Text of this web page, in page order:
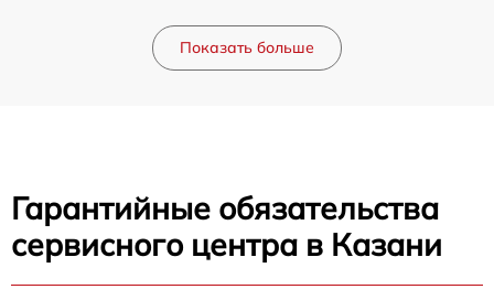
Показать больше
Гарантийные обязательства
сервисного центра в Казани